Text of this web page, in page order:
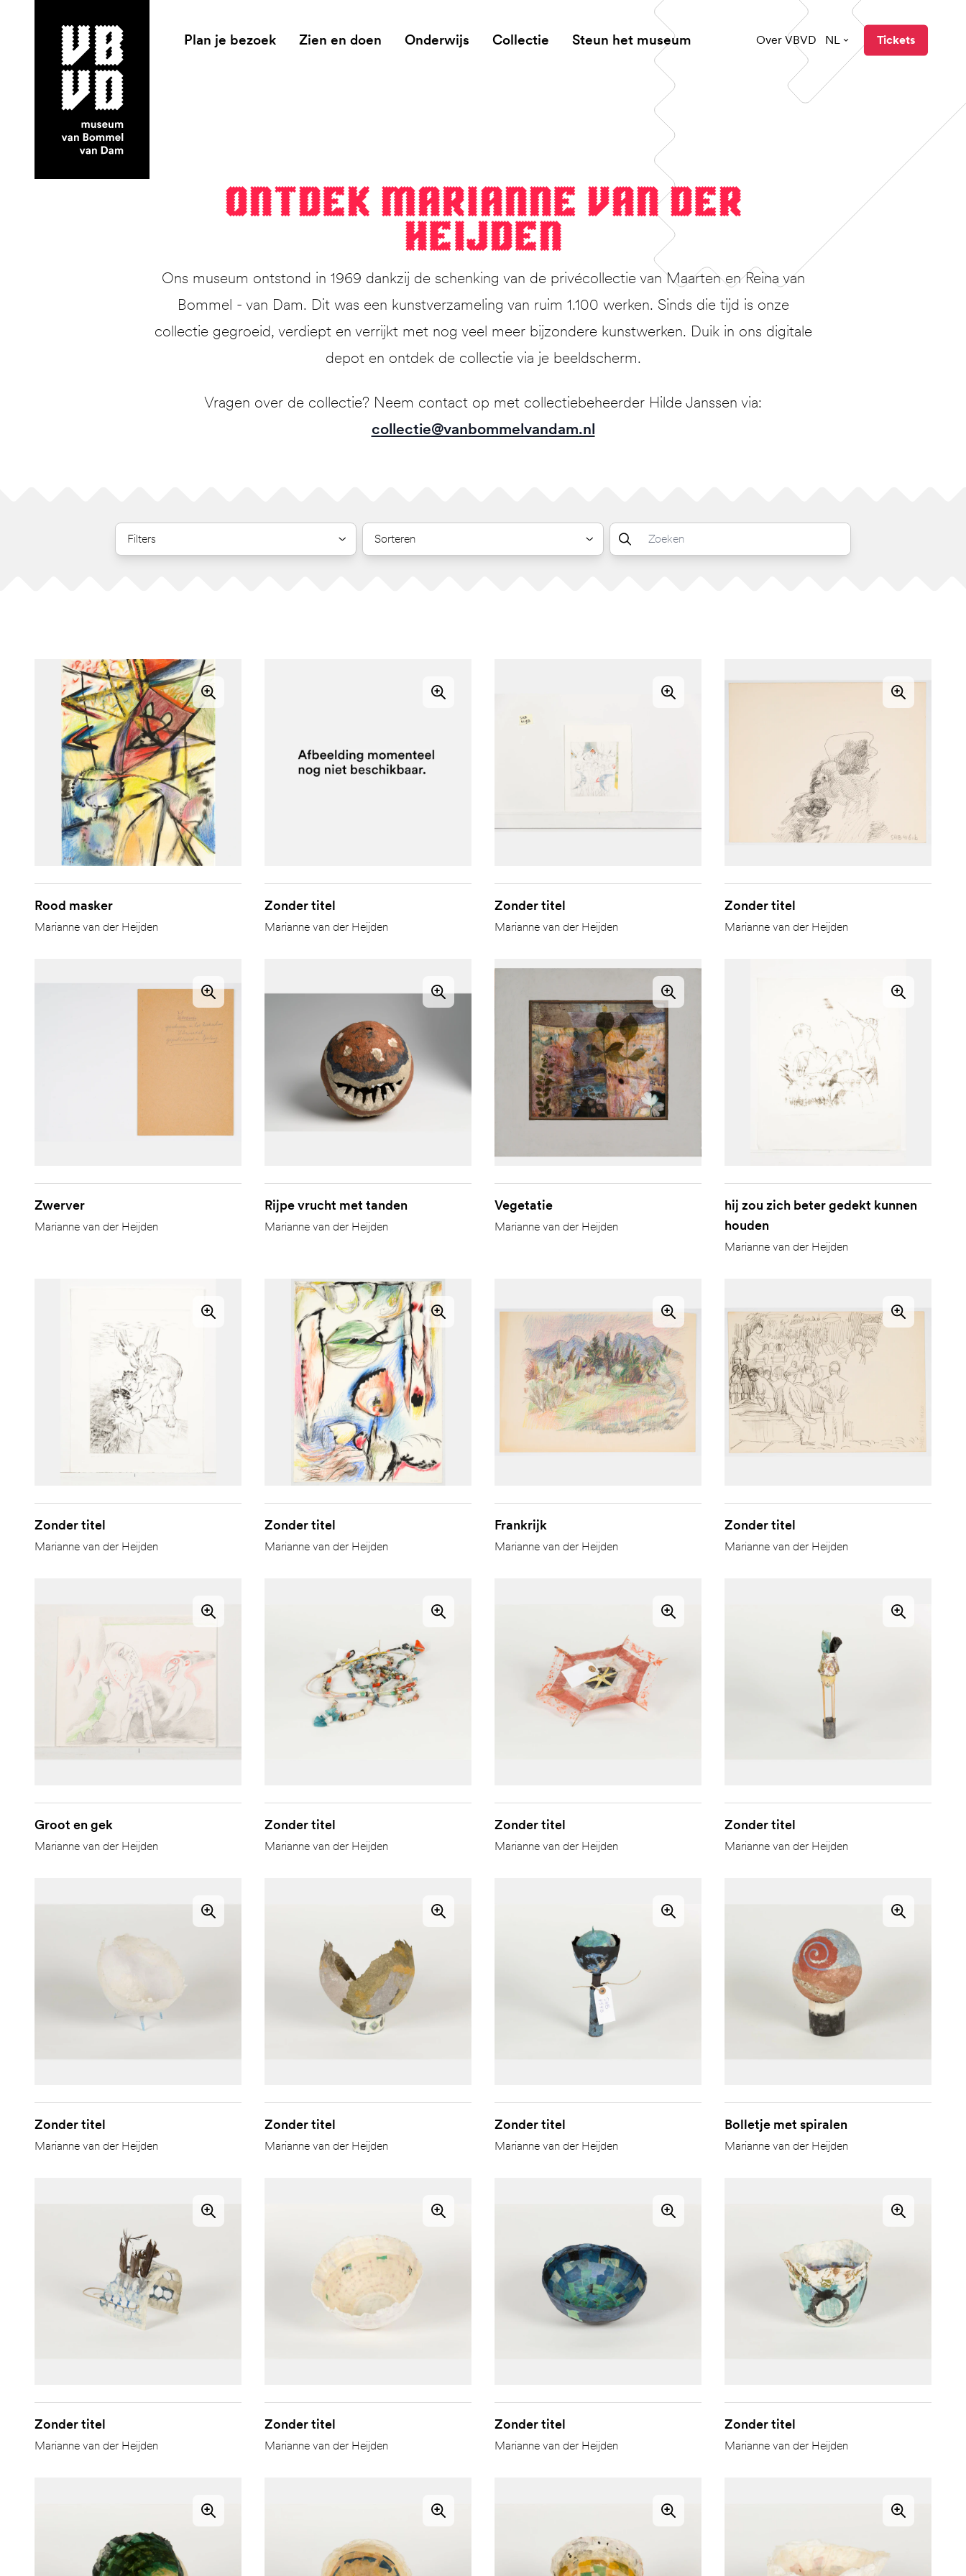
museum van Bommel van Dam
Plan je bezoek Zien en doen Onderwijs Collectie Steun het museum Over VBVD NL Tickets
Ont­dek Mar­i­anne van der
Heijden
Ons museum ontstond in 1969 dankzij de schenking van de privécollectie van Maarten en Reina van
Bommel - van Dam. Dit was een kunstverzameling van ruim 1.100 werken. Sinds die tijd is onze
collectie gegroeid, verdiept en verrijkt met nog veel meer bijzondere kunstwerken. Duik in ons digitale
depot en ontdek de collectie via je beeldscherm.
Vragen over de collectie? Neem contact op met collectiebeheerder Hilde Janssen via:
collectie@vanbommelvandam.nl
Filters Sorteren
Rood masker
Marianne van der Heijden
Zonder titel
Marianne van der Heijden
Zonder titel
Marianne van der Heijden
Zonder titel
Marianne van der Heijden
Zwerver
Marianne van der Heijden
Rijpe vrucht met tanden
Marianne van der Heijden
Vegetatie
Marianne van der Heijden
hij zou zich beter gedekt kunnen
houden
Marianne van der Heijden
Zonder titel
Marianne van der Heijden
Zonder titel
Marianne van der Heijden
Frankrijk
Marianne van der Heijden
Zonder titel
Marianne van der Heijden
Groot en gek
Marianne van der Heijden
Zonder titel
Marianne van der Heijden
Zonder titel
Marianne van der Heijden
Zonder titel
Marianne van der Heijden
Zonder titel
Marianne van der Heijden
Zonder titel
Marianne van der Heijden
Zonder titel
Marianne van der Heijden
Bolletje met spiralen
Marianne van der Heijden
Zonder titel
Marianne van der Heijden
Zonder titel
Marianne van der Heijden
Zonder titel
Marianne van der Heijden
Zonder titel
Marianne van der Heijden